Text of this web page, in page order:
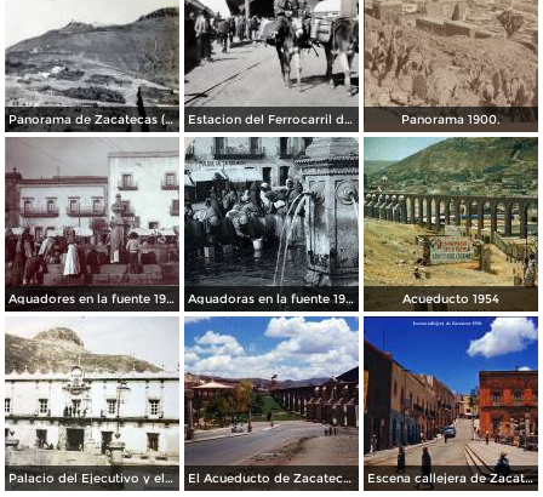
Panorama de Zacatecas ( 1909 ). Estacion del Ferrocarril de Zacatecas ( 1909 ). Panorama 1900.
Aguadores en la fuente 1904 Aguadoras en la fuente 1901 Acueducto 1954
Palacio del Ejecutivo y el cerro de La Bufa al fondo. Zacatecas. El Acueducto de Zacatecas 1958. Escena callejera de Zacatecas 1958.